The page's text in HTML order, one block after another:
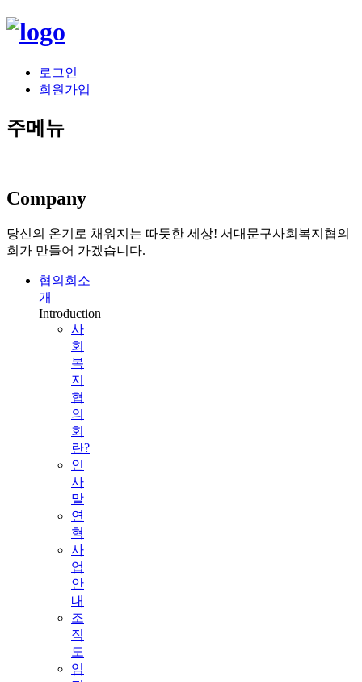
로그인
회원가입
주메뉴
Company
당신의 온기로 채워지는 따듯한 세상! 서대문구사회복지협의
회가 만들어 가겠습니다.
협의회소
개
Introduction
사
회
복
지
협
의
회
란?
인
사
말
연
혁
사
업
안
내
조
직
도
임